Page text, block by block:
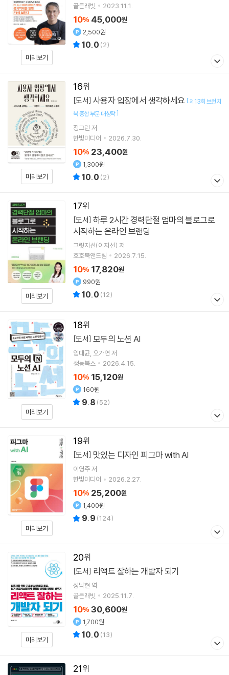
미리보기
골든래빗
2023.11.1.
10% 45,000원
2,500원
10.0 (2)
16
미리보기
[도서] 사용자 입장에서 생각하세요 [제13회 브런치
북 종합 부문 대상작]
정그린 저
한빛미디어
2026.7.30.
10% 23,400원
1,300원
10.0 (2)
17
미리보기
[도서]
시작하는 온라인 브랜딩
그릿지선(이지선) 저
호호북앤드림
2026.7.15.
10% 17,820원
990원
10.0 (12)
18
미리보기
[도서] 모두의 노션 AI
임대균 오가연 저
생능북스
2026.4.15.
10% 15,120원
160원
9.8 (52)
19
미리보기
[도서] 맛있는 디자인 피그마 with AI
이영주저
한빛미디어
2026.2.27.
10% 25,200원
1,400원
9.9 (124)
20
미리보기
[도서] 리액트 잘하는 개발자 되기
성낙현 역
골든래빗
2025.11.7.
10% 30,600원
1,700원
10.0 (13)
21